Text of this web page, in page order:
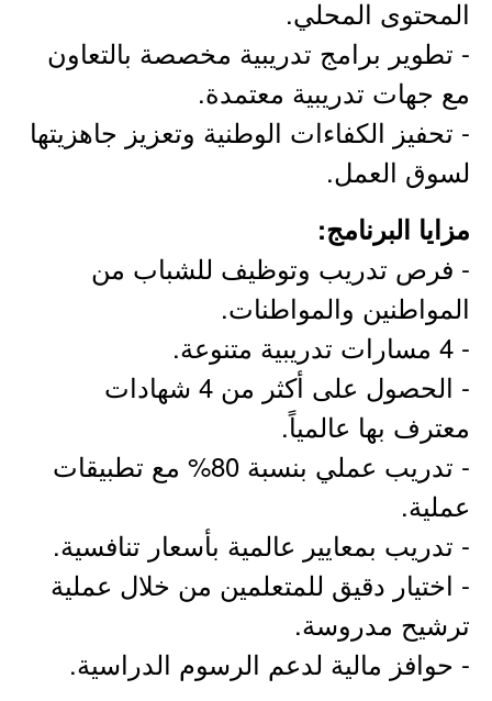
المحتوى المحلي.
- تطوير برامج تدريبية مخصصة بالتعاون
مع جهات تدريبية معتمدة.
- تحفيز الكفاءات الوطنية وتعزيز جاهزيتها
لسوق العمل.
مزايا البرنامج:
- فرص تدريب وتوظيف للشباب من
المواطنين والمواطنات.
- 4 مسارات تدريبية متنوعة.
- الحصول على أكثر من 4 شهادات
معترف بها عالمياً.
- تدريب عملي بنسبة 80% مع تطبيقات
عملية.
- تدريب بمعايير عالمية بأسعار تنافسية.
- اختيار دقيق للمتعلمين من خلال عملية
ترشيح مدروسة.
- حوافز مالية لدعم الرسوم الدراسية.